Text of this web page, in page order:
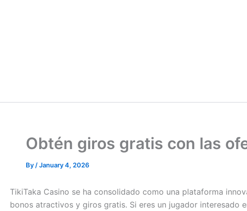
Obtén giros gratis con las
By /January 4, 2026
TikiTaka Casino se ha consolidado como una plataforma
bonos atractivos y giros gratis. Si eres un jugador interesado